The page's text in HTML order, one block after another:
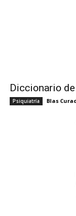
Diccionario
Psiquiatría Blas